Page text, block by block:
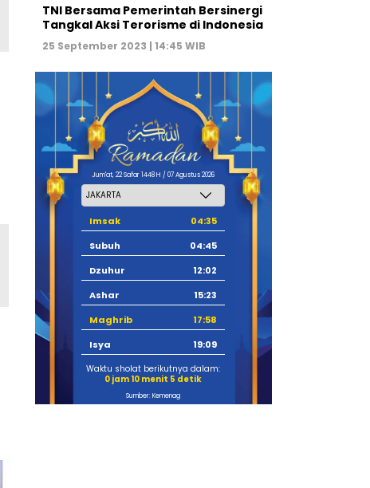
TNI Bersama Pemerintah Bersinergi
Tangkal Aksi Terorisme di Indonesia
25 September 2023 | 14:45 WIB
Jum'at, 22 Safar 1448 H / 07 Agustus 2026
Imsak
04:35
Subuh
04:45
Dzuhur
12:02
Ashar
15:23
Maghrib
17:58
Isya
19:09
Waktu sholat berikutnya dalam:
0 jam 10 menit 4 detik
Sumber: Kemenag